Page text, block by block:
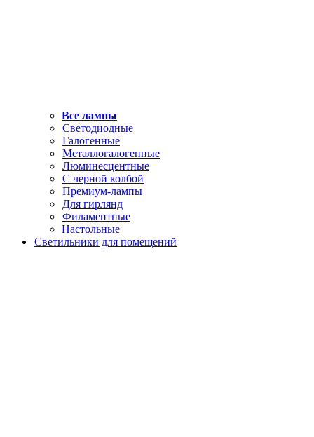
Все лампы
Светодиодные
Галогенные
Металлогалогенные
Люминесцентные
С черной колбой
Премиум-лампы
Для гирлянд
Филаментные
Настольные
Светильники для помещений